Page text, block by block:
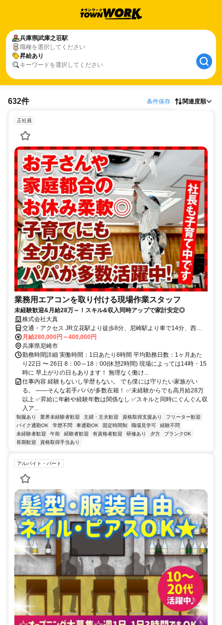
兵庫県武庫之荘駅
職種を選択してください
昇給あり
キーワードを選択してください
632件 条件保存 関連度順
正社員
業務用エアコンを取り付ける現場作業スタッフ
未経験歓迎&月給28万～！スキル&収入同時アップで家計安定◎
株式会社大真
交通・アクセス JR立花駅より徒歩8分、尼崎駅より車で14分、西宮
駅より15分、阪急武庫之荘駅より車で約7分
月給280,000円～400,000円
兵庫県尼崎市
勤務時間詳細 実働時間：1日あたり8時間 平均勤務日数：1ヶ月あた
り22日 〜 26日 8：00～18：00(休憩2時間) 現場によっては14時・15
時に 早上がりの日もあります！ 無理なく働け...
仕事内容 経験もないし学歴もない。 でも僕には守りたい家族がい
る。 ――そんな若手パパが多数在籍！ ✅未経験からでも高月給28万
以上 ✅昇給に年齢や経験年数は関係なし ✅スキルと同時にぐんぐん収
入ア...
制服あり 業界未経験者歓迎 主婦・主夫歓迎 資格取得支援あり
フリーター歓迎
バイク通勤OK
学歴不問 車通勤OK 固定時間制 職場見学可
経験不問
未経験者歓迎
午前 経験者歓迎 有資格者歓迎 研修あり 夕方
ブランクOK
長期歓迎
資格取得手当あり
アルバイト・パート